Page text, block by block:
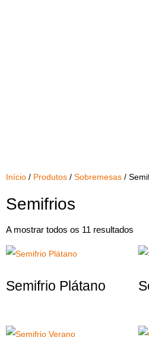
Início / Produtos / Sobremesas /
Semifrios
A mostrar todos os 11 resultados
Semifrio Plátano